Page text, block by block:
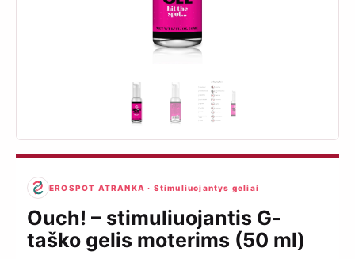
EROSPOT ATRANKA · Stimuliuojantys geliai
Ouch! – stimuliuojantis G-
taško gelis moterims (50 ml)